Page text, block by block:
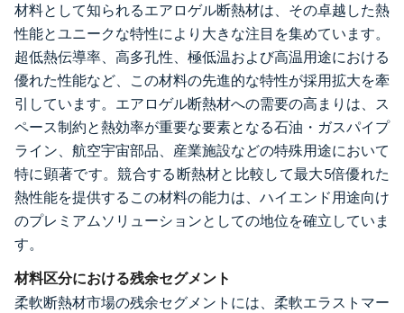
材料として知られるエアロゲル断熱材は、その卓越した熱
性能とユニークな特性により大きな注目を集めています。
超低熱伝導率、高多孔性、極低温および高温用途における
優れた性能など、この材料の先進的な特性が採用拡大を牽
引しています。エアロゲル断熱材への需要の高まりは、ス
ペース制約と熱効率が重要な要素となる石油・ガスパイプ
ライン、航空宇宙部品、産業施設などの特殊用途において
特に顕著です。競合する断熱材と比較して最大5倍優れた
熱性能を提供するこの材料の能力は、ハイエンド用途向け
のプレミアムソリューションとしての地位を確立していま
す。
材料区分における残余セグメント
柔軟断熱材市場の残余セグメントには、柔軟エラストマー